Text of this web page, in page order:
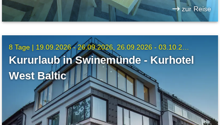
zur Reise
8 Tage | 19.09.2026 - 26.09.2026 26.09.2026 - 03.10.2026
Kururlaub in Swinemünde - Kurhotel
West Baltic